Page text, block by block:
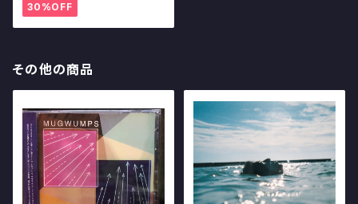
30%OFF
その他の商品